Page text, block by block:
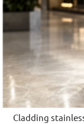
Cladding